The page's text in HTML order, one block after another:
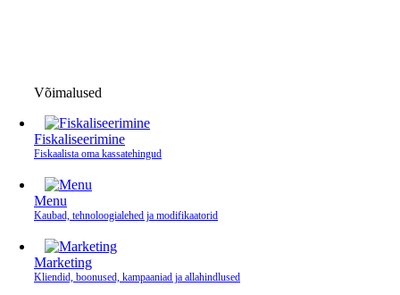
Võimalused
Fiskaliseerimine
Fiskaalista oma kassatehingud
Menu
Kaubad, tehnoloogialehed ja modifikaatorid
Marketing
Kliendid, boonused, kampaaniad ja allahindlused